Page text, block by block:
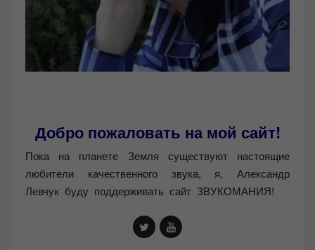
Добро пожаловать на мой сайт!
Пока на планете Земля существуют настоящие
любители качественного звука, я, Александр
Левчук буду поддерживать сайт ЗВУКОМАНИЯ!